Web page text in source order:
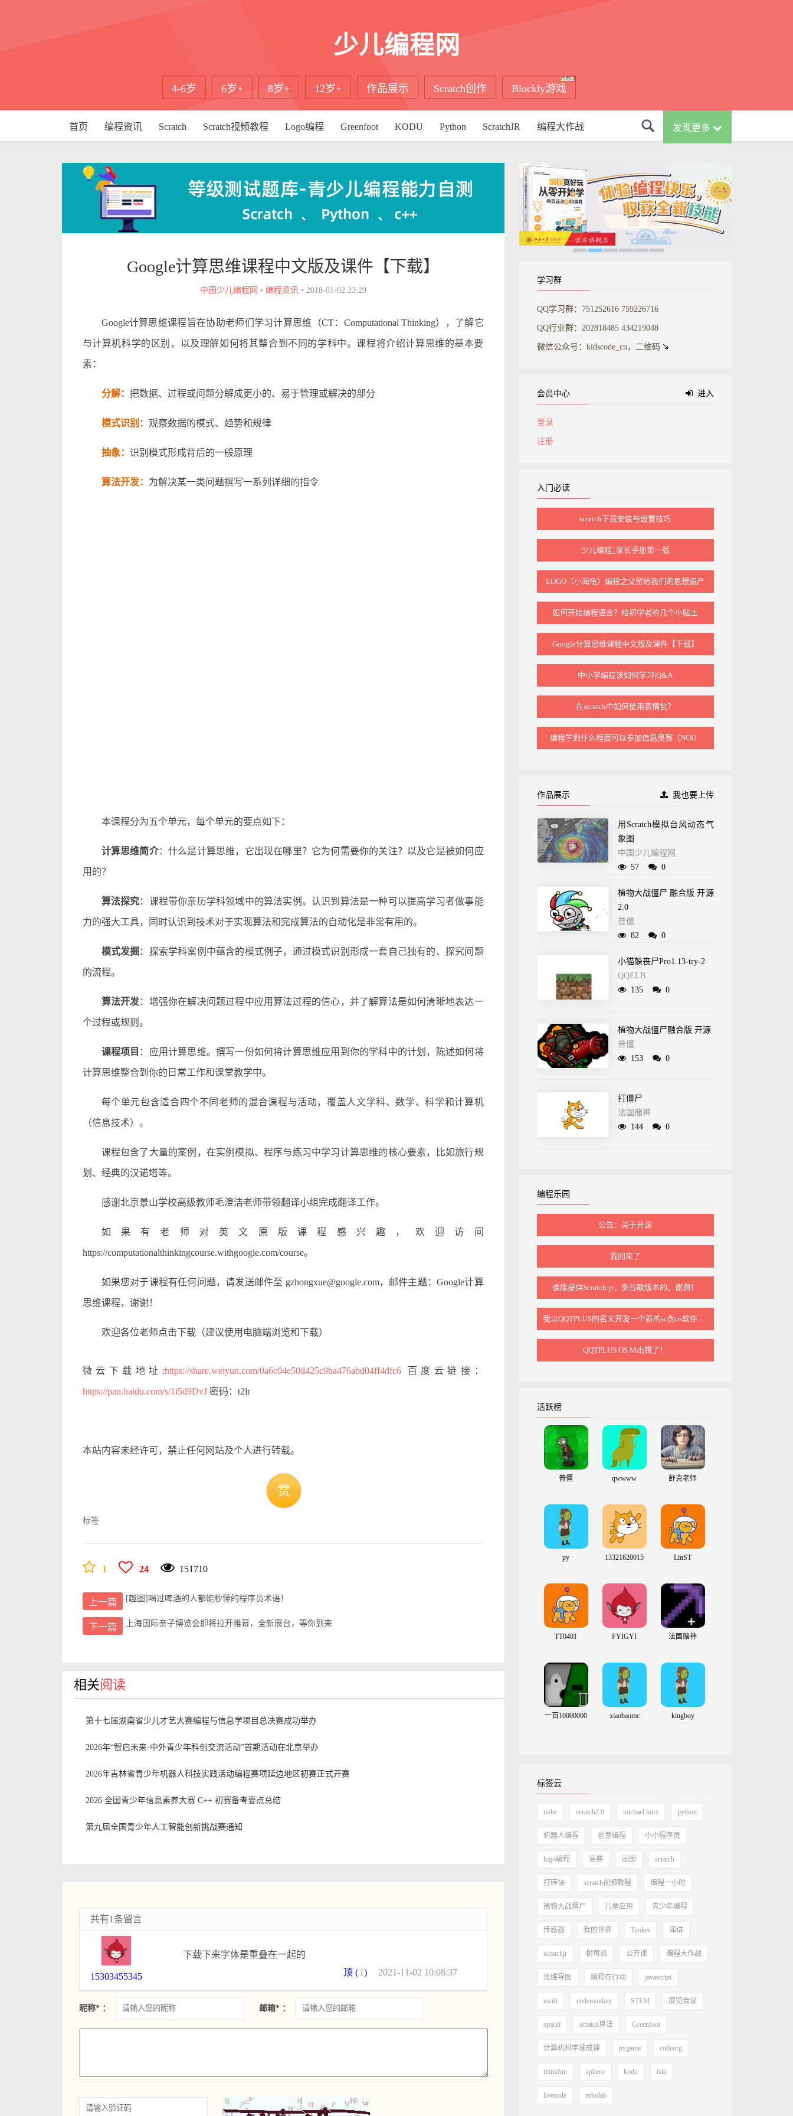
少儿编程网
4-6岁 6岁+ 8岁+ 12岁+ 作品展示 Scratch创作 Blockly游戏
发现更多
首页 编程资讯 Scratch Scratch视频教程 Logo编程 Greenfoot KODU Python ScratchJR 编程大作战
Google计算思维课程中文版及课件【下载】
中国少儿编程网 • 编程资讯• 2018-01-02 23:29
Google计算思维课程旨在协助老师们学习计算思维（CT：Computational Thinking），了解它
与计算机科学的区别，以及理解如何将其整合到不同的学科中。课程将介绍计算思维的基本要
素：
分解： 把数据、过程或问题分解成更小的、易于管理或解决的部分
模式识别 ：观察数据的模式、趋势和规律
抽象： 识别模式形成背后的一般原理
算法开发： 为解决某一类问题撰写一系列详细的指令
本课程分为五个单元，每个单元的要点如下：
计算思维简介：什么是计算思维，它出现在哪里？它为何需要你的关注？以及它是被如何应
用的？
算法探究：课程带你亲历学科领域中的算法实例。认识到算法是一种可以提高学习者做事能
力的强大工具，同时认识到技术对于实现算法和完成算法的自动化是非常有用的。
模式发掘：探索学科案例中蕴含的模式例子，通过模式识别形成一套自己独有的、探究问题
的流程。
算法开发：增强你在解决问题过程中应用算法过程的信心，并了解算法是如何清晰地表达一
个过程或规则。
课程项目 ：应用计算思维。撰写一份如何将计算思维应用到你的学科中的计划，陈述如何将
计算思维整合到你的日常工作和课堂教学中。
每个单元包含适合四个不同老师的混合课程与活动，覆盖人文学科、数学、科学和计算机
（信息技术）。
课程包含了大量的案例，在实例模拟、程序与练习中学习计算思维的核心要素，比如旅行规
划、经典的汉诺塔等。
感谢北京景山学校高级教师毛澄洁老师带领翻译小组完成翻译工作。
如果有老师对英文原版课程感兴趣，欢迎访问
https://computationalthinkingcourse.withgoogle.com/course。
如果您对于课程有任何问题，请发送邮件至 gzhongxue@google.com，邮件主题：Google计算
思维课程，谢谢！
欢迎各位老师点击下载（建议使用电脑端浏览和下载）
微云下载地址:https://share.weiyun.com/0a6c04e50d425c9ba476abd04ff4dfc6 百度云链接：
https://pan.baidu.com/s/1i5d9DvJ密码：t2lr
本站内容未经许可，禁止任何网站及个人进行转载。
赏
标签
1 24 151710
上一篇 [趣图]喝过啤酒的人都能秒懂的程序员术语！
下一篇 上海国际亲子博览会即将拉开帷幕，全新展台，等你到来
相关阅读
第十七届湖南省少儿才艺大赛编程与信息学项目总决赛成功举办
2026年“智启未来·中外青少年科创交流活动”首期活动在北京举办
2026年吉林省青少年机器人科技实践活动编程赛项延边地区初赛正式开赛
2026 全国青少年信息素养大赛 C++ 初赛备考要点总结
第九届全国青少年人工智能创新挑战赛通知
共有1条留言
15303455345
下载下来字体是重叠在一起的
顶 ( 1) 2021-11-02 10:08:37
昵称* ： 邮箱* ：
学习群
QQ学习群：751252616 759226716
QQ行业群：202818485 434219048
微信公众号：kidscode_cn，二维码
会员中心 进入
登录
注册
入门必读
scratch下载安装与设置技巧
少儿编程_家长手册第一版
LOGO（小海龟）编程之父留给我们的思想遗产
如何开始编程语言？给初学者的几个小贴士
Google计算思维课程中文版及课件【下载】
中小学编程该如何学习|Q&A
在scratch中如何使用表情包？
编程学到什么程度可以参加信息奥赛（NOI）
作品展示 我也要上传
用Scratch模拟台风动态气
象图
中国少儿编程网
57
0
植物大战僵尸 融合版 开源
2.0
普僵
82
0
小猫躲丧尸Pro1.13-try-2
QQELB
135
0
植物大战僵尸融合版 开源
普僵
153
0
打僵尸
法国赌神
144
0
编程乐园
公告：关于开源
我回来了
谁能提供Scratch‑jr，免谷歌版本的，谢谢！
我以QQTPLUS的名义开发一个新的sc伪os软件标准
QQTPLUS OS M出错了！
活跃榜
普僵 qwwww 舒克老师
py 13321620015 LinST
TT0401 FYIGYI 法国赌神
一百10000000 xiaobaomc kingboy
标签云
tiobe scratch2.0 michael kors python
机器人编程 创意编程 小小程序员
logo编程 竞赛 画图 scratch
打砖块 scratch视频教程 编程一小时
植物大战僵尸 儿童应用 青少年编程
传感器 我的世界 Tynker 演讲
scratchjr 树莓派 公开课 编程大作战
思维导图 编程在行动 javascript
swift codemonkey STEM 展览会议
sparki scratch算法 Greenfoot
计算机科学速成课 pygame codeorg
thinkfun sphero kodu isla
livecode robolab